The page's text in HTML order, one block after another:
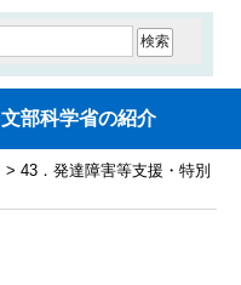
文部科学省の紹介
> 43．発達障害等支援・特別